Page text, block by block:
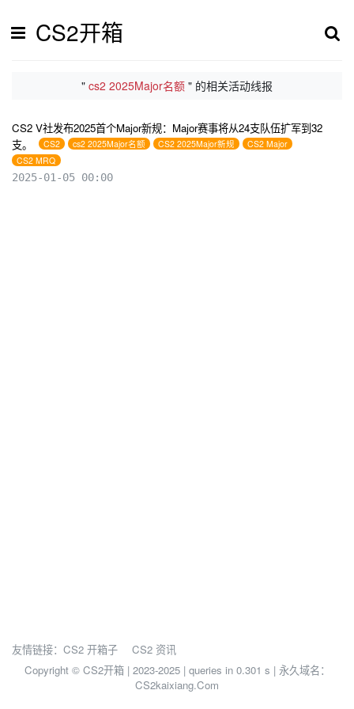
CS2开箱
" cs2 2025Major名额 " 的相关活动线报
CS2 V社发布2025首个Major新规：Major赛事将从24支队伍扩军到32
支。
CS2 cs2 2025Major名额 CS2 2025Major新规
CS2 Major
CS2 MRQ
2025-01-05 00:00
友情链接： CS2 开箱子
CS2 资讯
Copyright © CS2开箱 | 2023-2025 | queries in 0.301 s | 永久域名：
CS2kaixiang.Com